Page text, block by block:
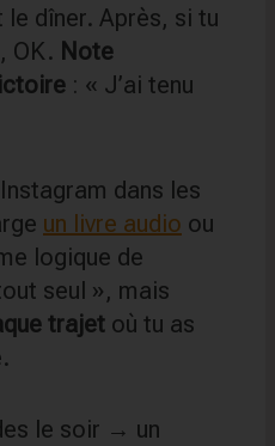
dîner. Après, si tu
OK. Note
: « J’ai tenu
dans les
un livre audio ou
logique de
seul », mais
trajet où tu as
le soir → un